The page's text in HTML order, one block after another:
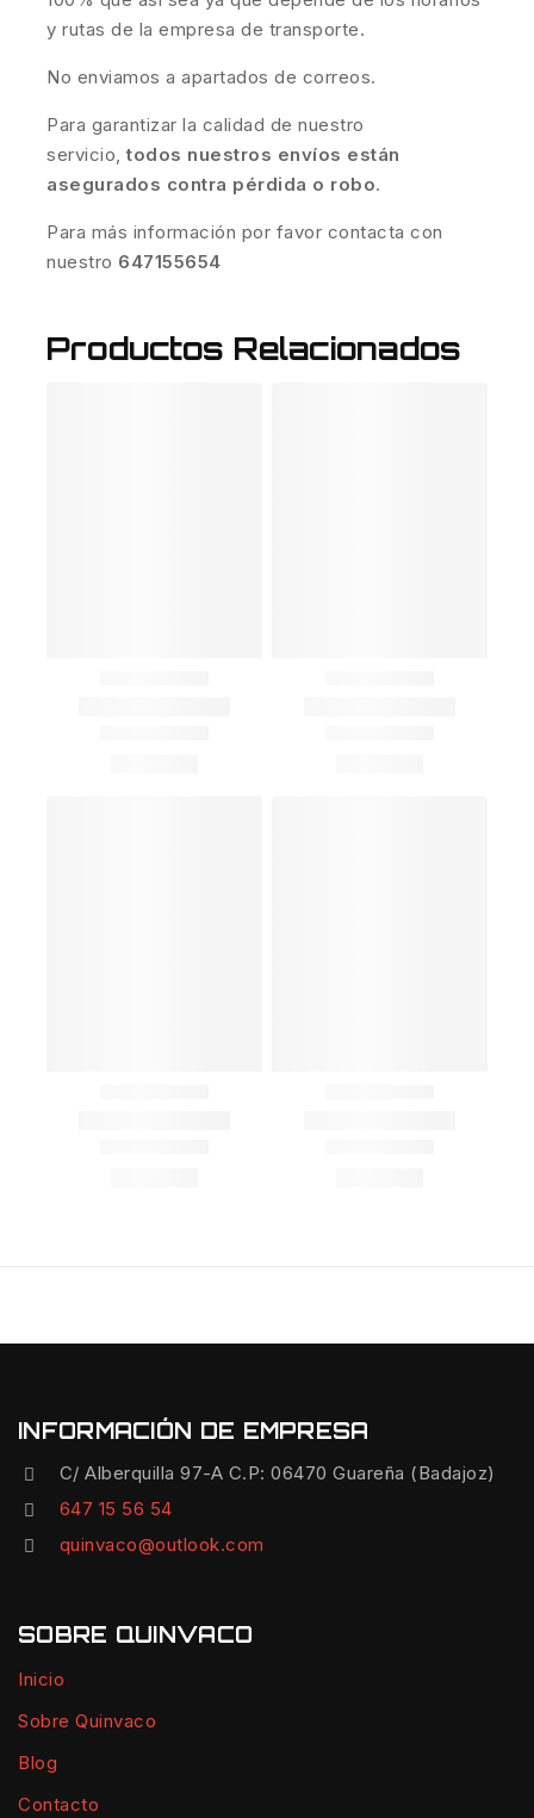
y rutas de la empresa de transporte.
No enviamos a apartados de correos.
Para garantizar la calidad de nuestro
servicio,todos nuestros envíos están
asegurados contra pérdida o robo.
Para más información por favor contacta con
nuestro 647155654
Productos Relacionados
INFORMACIÓN DE EMPRESA
C/ Alberquilla 97-A C.P: 06470 Guareña (Badajoz)
647 15 56 54
quinvaco@outlook.com
SOBRE QUINVACO
Inicio
Sobre Quinvaco
Blog
Contacto